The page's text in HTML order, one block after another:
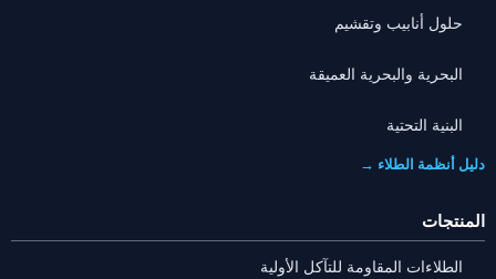
حلول أنابيب وتقشيم
البحرية والبحرية العميقة
البنية التحتية
دليل أنظمة الطلاء →
المنتجات
الطلاءات المقاومة للتآكل الأولية